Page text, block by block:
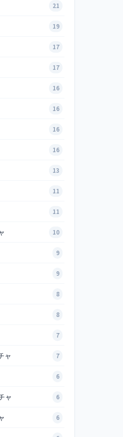
21
19
17
17
16
16
16
16
13
11
11
10
9
9
8
8
7
ャ 7
6
ャ 6
6